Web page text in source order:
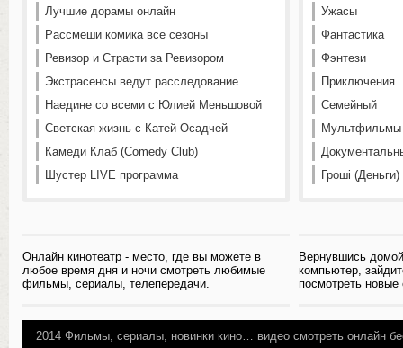
Лучшие дорамы онлайн
Рассмеши комика все сезоны
Ревизор и Страсти за Ревизором
Экстрасенсы ведут расследование
Наедине со всеми с Юлией Меньшовой
Светская жизнь с Катей Осадчей
Камеди Клаб (Comedy Club)
Шустер LIVE программа
Онлайн кинотеатр - место, где вы можете в
любое время дня и ночи смотреть любимые
фильмы, сериалы, телепередачи.
Ужасы
Фантастика
Фэнтези
Приключения
Семейный
Мультфильмы
Гроші
Вернувшись
компьютер,
посмотреть
2014 Фильмы, сериалы, новинки кино… видео смотреть онлайн